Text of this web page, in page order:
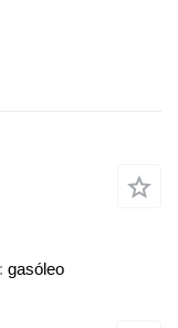
gasóleo